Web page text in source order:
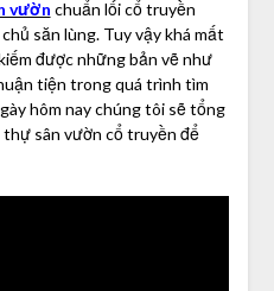
vườn chuẩn lối cổ truyền
săn lùng. Tuy vậy khá mất
được những bản vẽ như
tiện trong quá trình tìm
hôm nay chúng tôi sẽ tổng
sân vườn cổ truyền để